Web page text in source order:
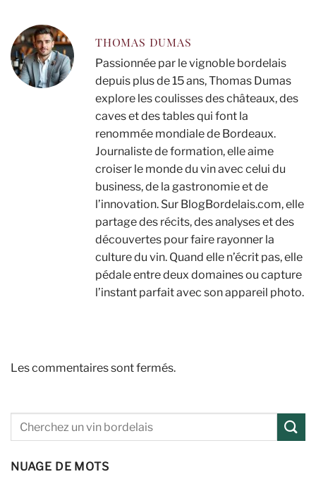
THOMAS DUMAS
Passionnée par le vignoble bordelais
depuis plus de 15 ans, Thomas Dumas
explore les coulisses des châteaux, des
caves et des tables qui font la
renommée mondiale de Bordeaux.
Journaliste de formation, elle aime
croiser le monde du vin avec celui du
business, de la gastronomie et de
l’innovation. Sur BlogBordelais.com, elle
partage des récits, des analyses et des
découvertes pour faire rayonner la
culture du vin. Quand elle n’écrit pas, elle
pédale entre deux domaines ou capture
l’instant parfait avec son appareil photo.
Les commentaires sont fermés.
NUAGE DE MOTS